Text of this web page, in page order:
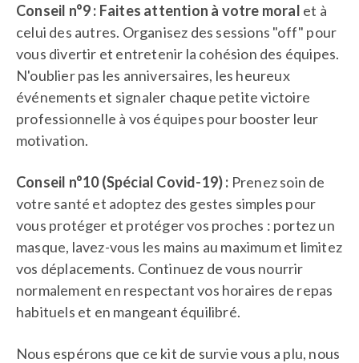
Conseil n°9 : Faites attention à votre moral et à
celui des autres. Organisez des sessions "off" pour
vous divertir et entretenir la cohésion des équipes.
N'oublier pas les anniversaires, les heureux
événements et signaler chaque petite victoire
professionnelle à vos équipes pour booster leur
motivation.
Conseil n°10 (Spécial Covid-19) : Prenez soin de
votre santé et adoptez des gestes simples pour
vous protéger et protéger vos proches : portez un
masque, lavez-vous les mains au maximum et limitez
vos déplacements. Continuez de vous nourrir
normalement en respectant vos horaires de repas
habituels et en mangeant équilibré.
Nous espérons que ce kit de survie vous a plu, nous